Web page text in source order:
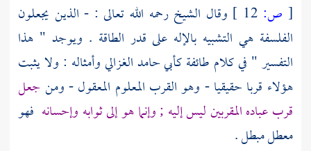
[ ص:
وقال الشيخ رحمه الله تعالى : - الذين يجعلون
الفلسفة هي التشبيه بالإله على قدر الطاقة . ويوجد " هذا
التفسير " في كلام طائفةكأبي حامد الغزاليوأمثاله : ولا يثبت
هؤلاء قربا حقيقيا - وهو القرب المعلوم المعقول - ومن جعل
قرب عباده المقربين ليس إليه ; وإنما هو إلى ثوابه وإحسانه فهو
معطل مبطل .